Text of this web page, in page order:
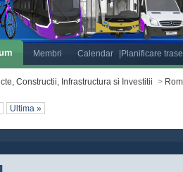
Membri Calendar |Planificare
Constructii, Infrastructura si Investitii >
Ultima »